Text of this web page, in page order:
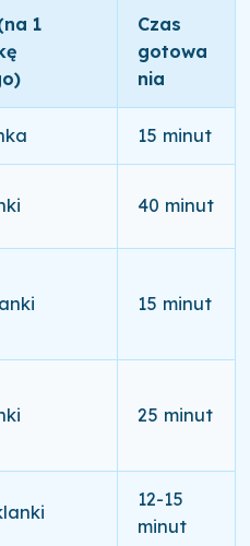
1
Czas
gotowa
nia
15 minut
40 minut
15 minut
25 minut
12-15
minut